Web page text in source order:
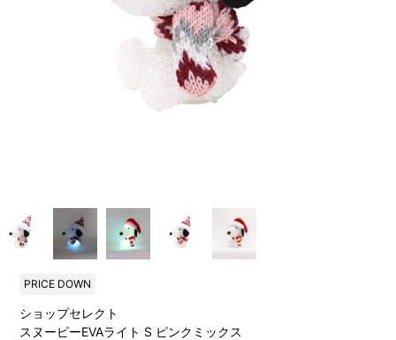
PRICE DOWN
ショップセレクト
スヌーピーEVAライト S ピンクミックス